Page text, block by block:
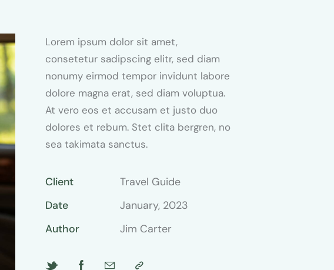
Lorem ipsum dolor sit amet,
consetetur sadipscing elitr, sed diam
nonumy eirmod tempor invidunt labore
dolore magna erat, sed diam voluptua.
At vero eos et accusam et justo duo
dolores et rebum. Stet clita bergren, no
sea takimata sanctus.
Client
Travel Guide
Date
January, 2023
Author
Jim Carter